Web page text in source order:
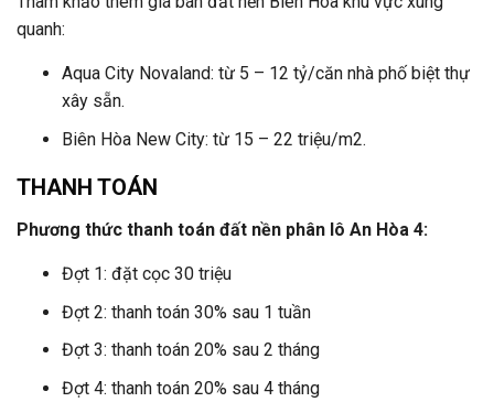
quanh:
Aqua City Novaland: từ 5 – 12 tỷ/căn nhà phố biệt thự
xây sẵn.
Biên Hòa New City: từ 15 – 22 triệu/m2.
THANH TOÁN
Phương thức thanh toán đất nền phân lô An Hòa 4:
Đợt 1: đặt cọc 30 triệu
Đợt 2: thanh toán 30% sau 1 tuần
Đợt 3: thanh toán 20% sau 2 tháng
Đợt 4: thanh toán 20% sau 4 tháng